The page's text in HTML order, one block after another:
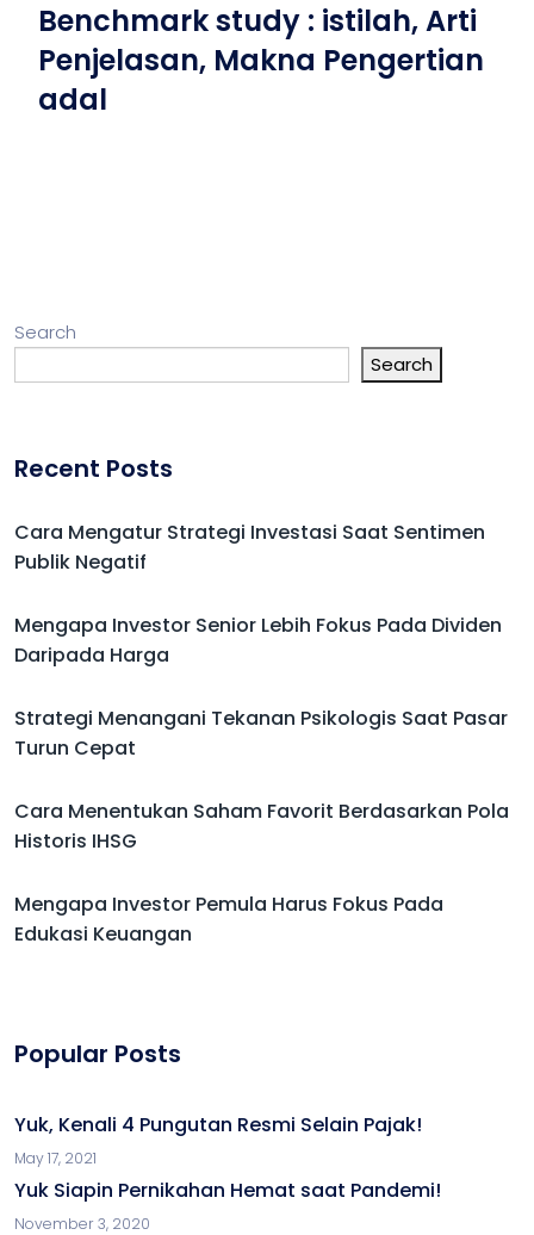
Benchmark study : istilah, Arti
Penjelasan, Makna Pengertian
adal
Search
Search
Recent Posts
Cara Mengatur Strategi Investasi Saat Sentimen
Publik Negatif
Mengapa Investor Senior Lebih Fokus Pada Dividen
Daripada Harga
Strategi Menangani Tekanan Psikologis Saat Pasar
Turun Cepat
Cara Menentukan Saham Favorit Berdasarkan Pola
Historis IHSG
Mengapa Investor Pemula Harus Fokus Pada
Edukasi Keuangan
Popular Posts
Yuk, Kenali 4 Pungutan Resmi Selain Pajak!
May 17, 2021
Yuk Siapin Pernikahan Hemat saat Pandemi!
November 3, 2020